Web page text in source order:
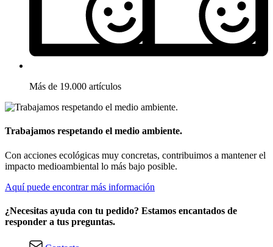
Más de 19.000 artículos
Trabajamos respetando el medio ambiente.
Con acciones ecológicas muy concretas, contribuimos a mantener el
impacto medioambiental lo más bajo posible.
Aquí puede encontrar más información
¿Necesitas ayuda con tu pedido? Estamos encantados de
responder a tus preguntas.